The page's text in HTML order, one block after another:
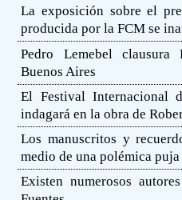
La exposición sobre el
producida por la FCM se
Pedro Lemebel
Buenos Aires
El Festival Internacional
indagará en la obra de
Los manuscritos y
medio de una polémica
Existen numerosos